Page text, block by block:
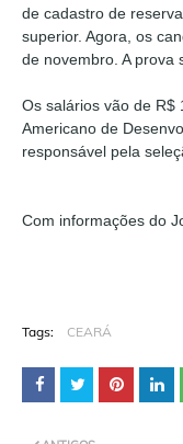
de cadastro de
superior. Agora, os
de novembro. A prova
Os salários vão de R$
Americano de
responsável pela
Com informações do
Tags: CEARÁ